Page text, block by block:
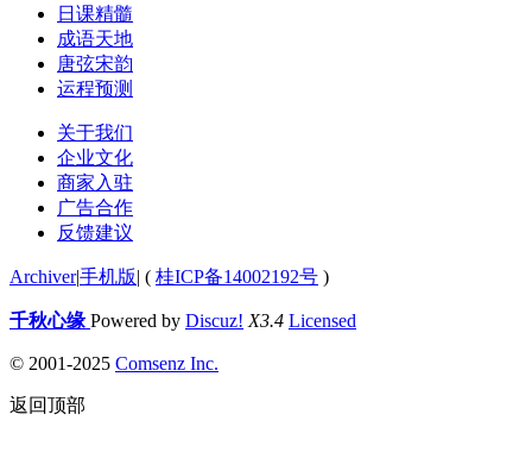
日课精髓
成语天地
唐弦宋韵
运程预测
关于我们
企业文化
商家入驻
广告合作
反馈建议
Archiver|手机版| ( 桂ICP备14002192号 )
千秋心缘 Powered by Discuz! X3.4 Licensed
© 2001-2025 Comsenz Inc.
返回顶部